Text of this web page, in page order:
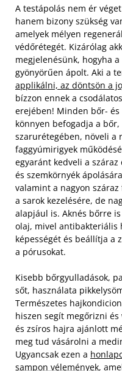
A testápolás nem ér
hanem bizony szükség
amelyek mélyen
védőrétegét. Kizárólag
megjelenésünk, hogyha
gyönyörűen ápolt. Aki a
applikálni, az döntsön a
bízzon ennek a
erejében! Minden bőr-
könnyen befogadja a
szarurétegében, növeli a
faggyúmirigyek
egyaránt kedveli a
és szemkörnyék
valamint a nagyon
a sarok kezelésére, de
alapjául is. Aknés bőrre
olaj, mivel antibakteriális
képességét és beállítja a
a pórusokat.
Kisebb bőrgyulladások,
sőt, használata
Természetes
hiszen segít megőrizni
és zsíros hajra ajánlott
meg tud vásárolni a
Ugyancsak ezen a
sampon vélemények,